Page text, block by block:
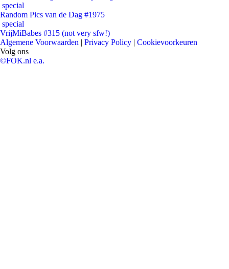
special
Random Pics van de Dag #1975
special
VrijMiBabes #315 (not very sfw!)
Algemene Voorwaarden | Privacy Policy | Cookievoorkeuren
Volg ons
©FOK.nl e.a.